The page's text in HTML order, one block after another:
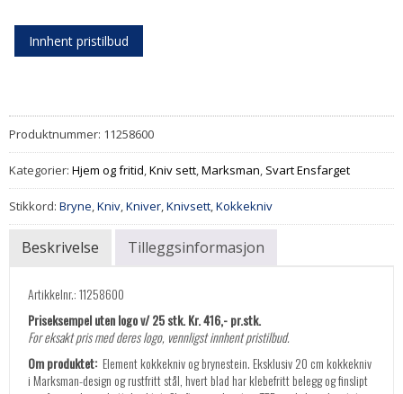
Innhent pristilbud
Produktnummer: 11258600
Kategorier: Hjem og fritid,Kniv sett,Marksman, Svart Ensfarget
Stikkord: Bryne,Kniv,Kniver,Knivsett,Kokkekniv
Beskrivelse Tilleggsinformasjon
Artikkelnr.: 11258600
Priseksempel uten logo v/ 25 stk. Kr. 416,- pr.stk.
For eksakt pris med deres logo, vennligst innhent pristilbud.
Om produktet: Element kokkekniv og brynestein. Eksklusiv 20 cm kokkekniv
i Marksman-design og rustfritt stål, hvert blad har klebefritt belegg og finslipt